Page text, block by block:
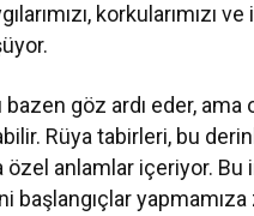
korkularımızı
bazen göz ardı eder,
Rüya tabirleri, bu
özel anlamlar içeriyor.
başlangıçlar